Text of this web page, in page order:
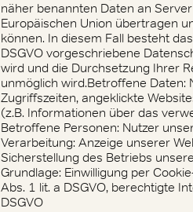
näher benannten Daten an
Europäischen Union übertragen
können. In diesem Fall besteht
DSGVO vorgeschriebene
wird und die Durchsetzung Ihrer
unmöglich wird.Betroffene Daten:
Zugriffszeiten, angeklickte
(z.B. Informationen über das
Betroffene Personen: Nutzer
Verarbeitung: Anzeige unserer
Sicherstellung des Betriebs
Grundlage: Einwilligung per
Abs. 1 lit. a DSGVO, berechtigte
DSGVO